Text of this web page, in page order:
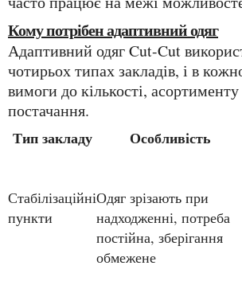
Кому потрібен адаптивний одяг
Адаптивний одяг Cut-Cut використовується в
чотирьох типах закладів, і в
вимоги до кількості, асортименту
постачання.
Тип закладу Особливість
Стабілізаційні
пункти
Одяг зрізають при
надходженні, потреба
постійна, зберігання
обмежене